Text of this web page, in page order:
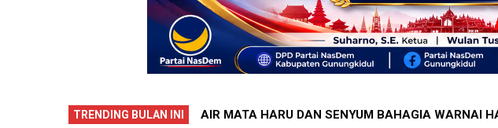
TRENDING BULAN INI
AIR MATA HARU DAN SENYUM
PERISTIWA DUKA DI SIDOHARJO TEPUS